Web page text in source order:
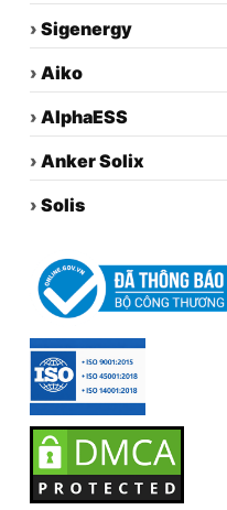
› Sigenergy
› Aiko
› AlphaESS
› Anker Solix
› Solis